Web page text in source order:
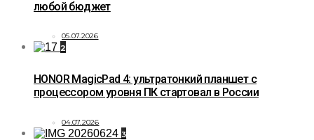
любой бюджет
05.07.2026
2
HONOR MagicPad 4: ультратонкий планшет с
процессором уровня ПК стартовал в России
04.07.2026
3